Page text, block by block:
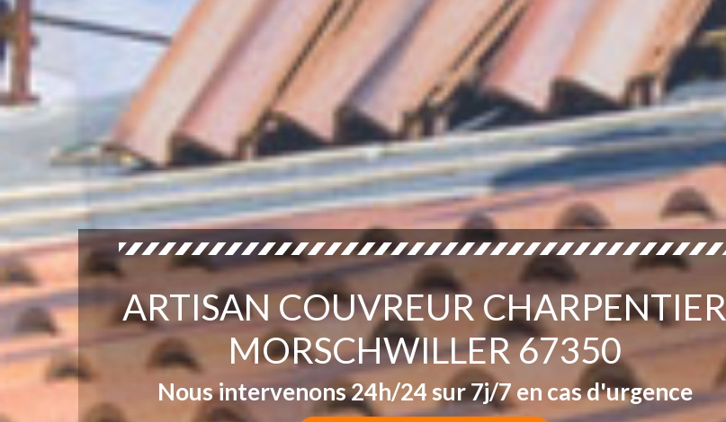
ARTISAN COUVREUR CHARPENTIER
MORSCHWILLER 67350
Nous intervenons 24h/24 sur 7j/7 en cas d'urgence